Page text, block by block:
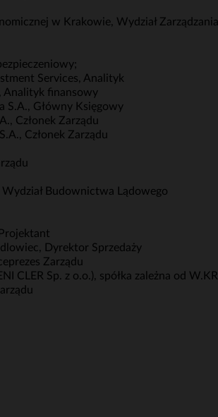
w Krakowie, Wydział
Services, Analityk
Analityk finansowy
S.A., Główny Księgowy
Członek Zarządu
Członek Zarządu
Budownictwa Lądowego
Dyrektor Sprzedaży
Zarządu
CLER Sp. z o.o.), spółka zależna od